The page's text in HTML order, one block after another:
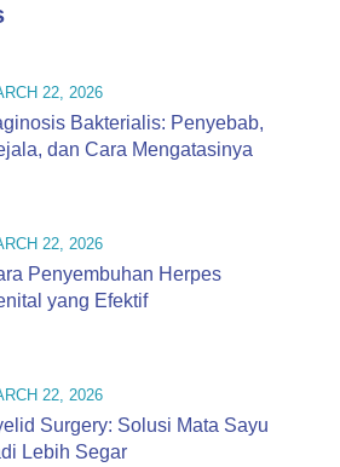
22, 2026
Bakterialis: Penyebab,
dan Cara Mengatasinya
22, 2026
Penyembuhan Herpes
yang Efektif
22, 2026
Surgery: Solusi Mata Sayu
Lebih Segar